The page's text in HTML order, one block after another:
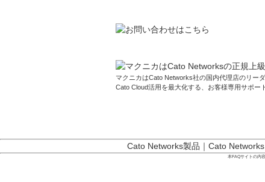
マクニカはCato Networks社の国内代理店のリー
Cato Cloud活用を最大化する、お客様専用サポー
Cato Networks製品 ｜ Cato
本FAQサイトの内